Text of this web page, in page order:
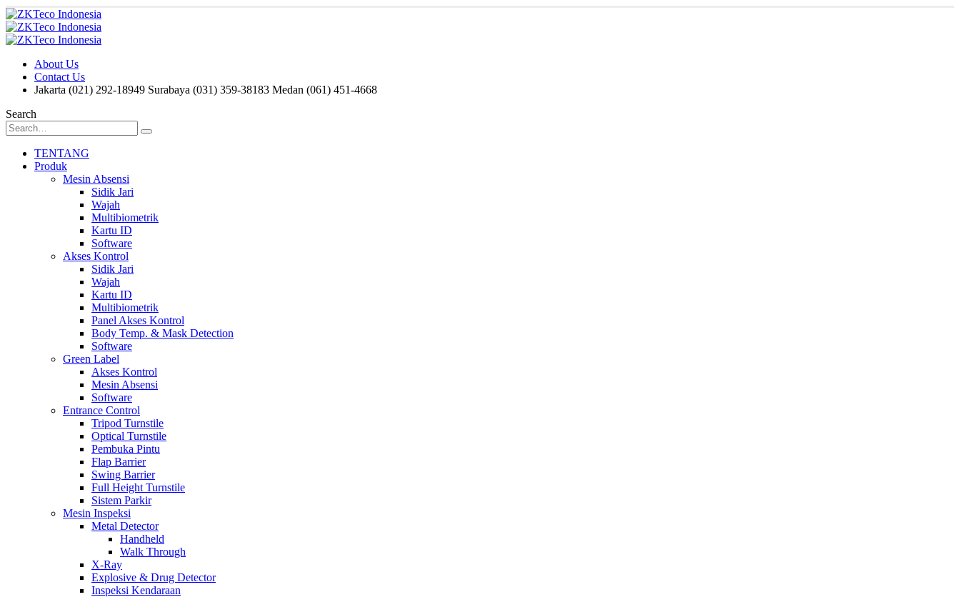
About Us
Contact Us
Jakarta (021) 292-18949 Surabaya (031) 359-38183 Medan (061) 451-4668
Search
TENTANG
Produk
Mesin Absensi
Sidik Jari
Wajah
Multibiometrik
Kartu ID
Software
Akses Kontrol
Sidik Jari
Wajah
Kartu ID
Multibiometrik
Panel Akses Kontrol
Body Temp. & Mask Detection
Software
Green Label
Akses Kontrol
Mesin Absensi
Software
Entrance Control
Tripod Turnstile
Optical Turnstile
Pembuka Pintu
Flap Barrier
Swing Barrier
Full Height Turnstile
Sistem Parkir
Mesin Inspeksi
Metal Detector
Handheld
Walk Through
X-Ray
Explosive & Drug Detector
Inspeksi Kendaraan